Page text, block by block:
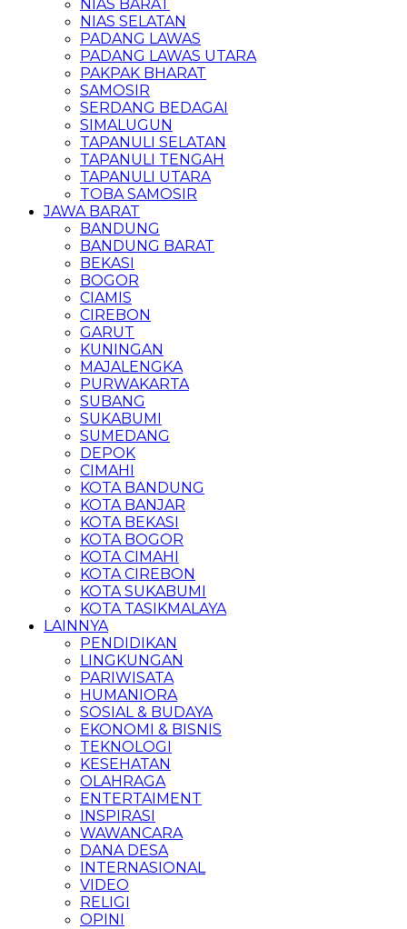
NIAS BARAT
NIAS SELATAN
PADANG LAWAS
PADANG LAWAS UTARA
PAKPAK BHARAT
SAMOSIR
SERDANG BEDAGAI
SIMALUGUN
TAPANULI SELATAN
TAPANULI TENGAH
TAPANULI UTARA
TOBA SAMOSIR
JAWA BARAT
BANDUNG
BANDUNG BARAT
BEKASI
BOGOR
CIAMIS
CIREBON
GARUT
KUNINGAN
MAJALENGKA
PURWAKARTA
SUBANG
SUKABUMI
SUMEDANG
DEPOK
CIMAHI
KOTA BANDUNG
KOTA BANJAR
KOTA BEKASI
KOTA BOGOR
KOTA CIMAHI
KOTA CIREBON
KOTA SUKABUMI
KOTA TASIKMALAYA
LAINNYA
PENDIDIKAN
LINGKUNGAN
PARIWISATA
HUMANIORA
SOSIAL & BUDAYA
EKONOMI & BISNIS
TEKNOLOGI
KESEHATAN
OLAHRAGA
ENTERTAIMENT
INSPIRASI
WAWANCARA
DANA DESA
INTERNASIONAL
VIDEO
RELIGI
OPINI